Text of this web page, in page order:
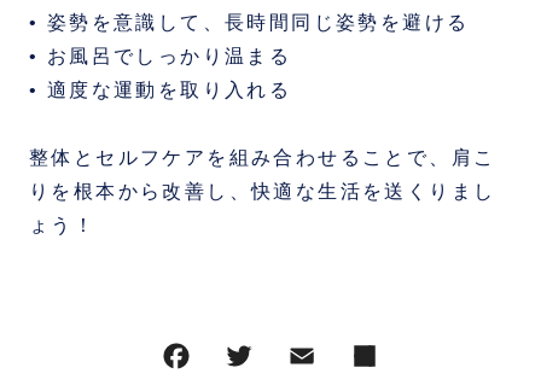
• 姿勢を意識して、長時間同じ姿勢を避ける
• お風呂でしっかり温まる
• 適度な運動を取り入れる
整体とセルフケアを組み合わせることで、肩こ
りを根本から改善し、快適な生活を送くりまし
ょう！